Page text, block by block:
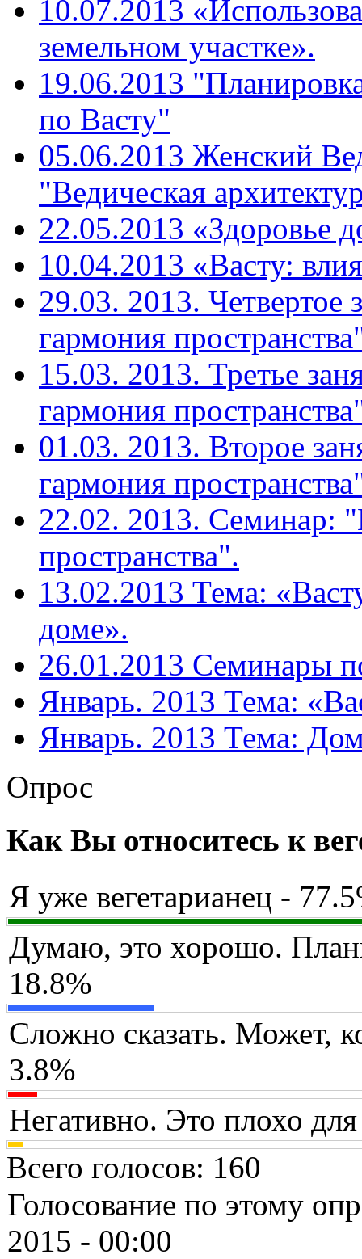
10.07.2013
земельном участке».
19.06.2013
по Васту"
05.06.2013 Женский
"Ведическая
22.05.2013 «Здоровье
10.04.2013 «Васту:
29.03. 2013. Четвертое
гармония
15.03. 2013. Третье
гармония
01.03. 2013. Второе
гармония
22.02. 2013. Семинар:
пространства".
13.02.2013 Тема:
доме».
26.01.2013 Семинары
Январь. 2013 Тема:
Январь. 2013 Тема:
Опрос
Как Вы относитесь к
Я уже вегетарианец -
Думаю, это хорошо.
18.8%
Сложно сказать. Может,
3.8%
Негативно. Это плохо
Всего голосов: 160
Голосование по этому
2015 - 00:00